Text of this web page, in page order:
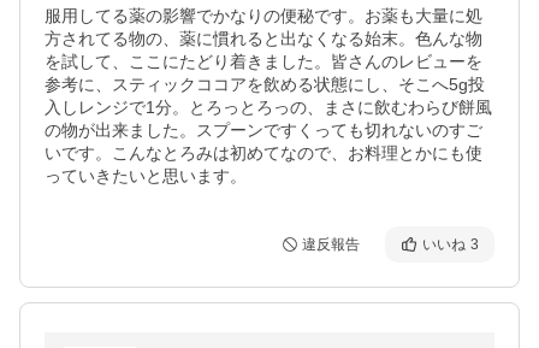
服用してる薬の影響でかなりの便秘です。お薬も大量に処
方されてる物の、薬に慣れると出なくなる始末。色んな物
を試して、ここにたどり着きました。皆さんのレビューを
参考に、スティックココアを飲める状態にし、そこへ5g投
入しレンジで1分。とろっとろっの、まさに飲むわらび餅風
の物が出来ました。スプーンですくっても切れないのすご
いです。こんなとろみは初めてなので、お料理とかにも使
っていきたいと思います。
違反報告 いいね 3